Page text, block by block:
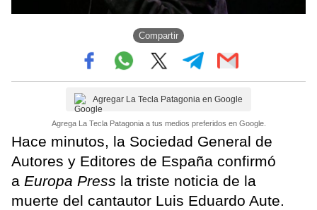
Compartir
Agregar La Tecla Patagonia en Google
Agrega La Tecla Patagonia a tus medios preferidos en Google.
Hace minutos, la Sociedad General de
Autores y Editores de España confirmó
a Europa Press la triste noticia de la
muerte del cantautor Luis Eduardo Aute.